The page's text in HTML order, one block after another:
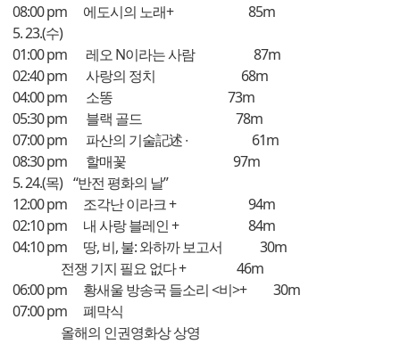
08:00 pm 에도시의 노래+ 85m
5. 23.(수)
01:00 pm 레오 N이라는 사람 87m
02:40 pm 사랑의 정치 68m
04:00 pm 소똥 73m
05:30 pm 블랙 골드 78m
07:00 pm 파산의 기술記述 ∙ 61m
08:30 pm 할매꽃 97m
5. 24.(목) “반전 평화의 날”
12:00 pm 조각난 이라크 + 94m
02:10 pm 내 사랑 블레인 + 84m
04:10 pm 땅, 비, 불: 와하까 보고서 30m
전쟁 기지 필요 없다 + 46m
06:00 pm 황새울 방송국 들소리 <비>+ 30m
07:00 pm 폐막식
올해의 인권영화상 상영